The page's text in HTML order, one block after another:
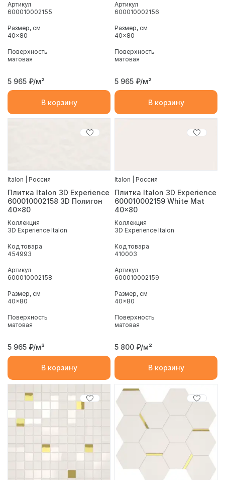
Артикул
600010002155
Размер, см
40x80
Поверхность
матовая
5 965 ₽/м²
В корзину
Артикул
600010002156
Размер, см
40x80
Поверхность
матовая
5 965 ₽/м²
В корзину
Italon | Россия
Плитка Italon 3D Experience
600010002158 3D Полигон
40x80
Коллекция
3D Experience Italon
Код товара
454993
Артикул
600010002158
Размер, см
40x80
Поверхность
матовая
5 965 ₽/м²
В корзину
Italon | Россия
Плитка Italon 3D Experience
600010002159 White Mat
40x80
Коллекция
3D Experience Italon
Код товара
410003
Артикул
600010002159
Размер, см
40x80
Поверхность
матовая
5 800 ₽/м²
В корзину